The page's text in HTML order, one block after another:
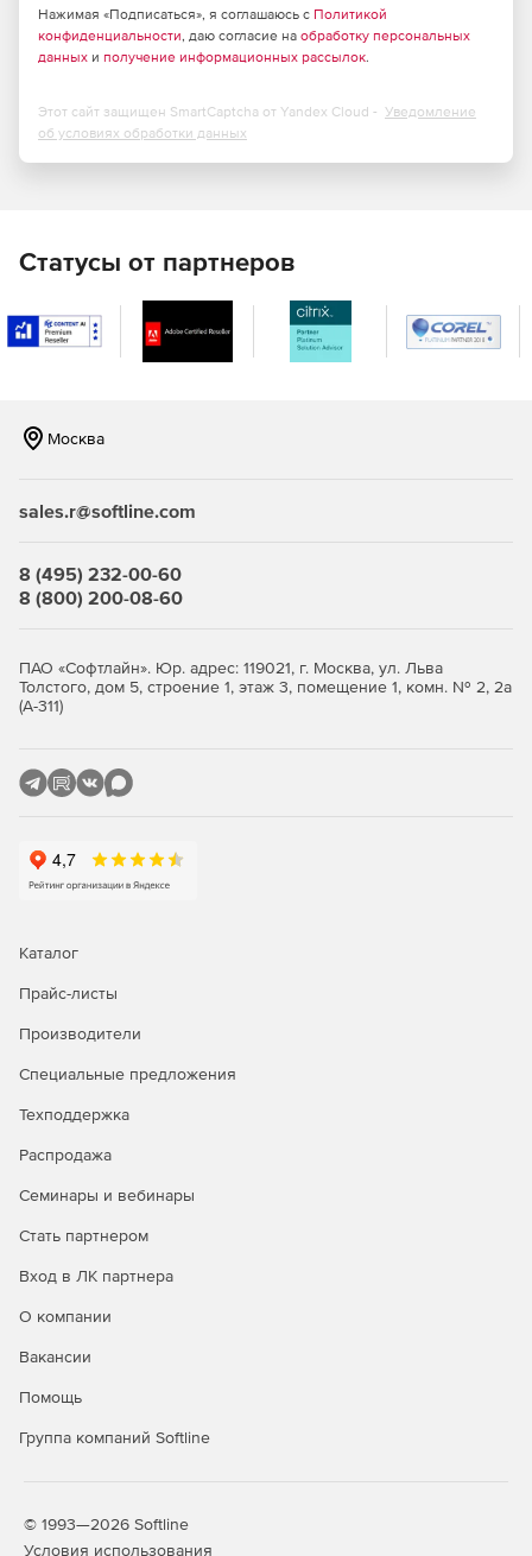
Если не хватит базовых функций, возможна разработка
учебного портала под потребности компании. Если
важно, чтобы система обучения находилась внутри
туда.
Нажимая «Подписаться», я соглашаюсь с Политикой
конфиденциальности, даю согласие на обработку персональных
данных и получение информационных рассылок.
Этот сайт защищен SmartCaptcha от Yandex Cloud - Уведомление
об условиях обработки данных
Статусы от партнеров
Москва
sales.r@softline.com
8 (495) 232-00-60
8 (800) 200-08-60
ПАО «Софтлайн». Юр. адрес: 119021, г. Москва, ул. Льва
Толстого, дом 5, строение 1, этаж 3, помещение 1, комн. № 2, 2а
(А-311)
Каталог
Прайс-листы
Производители
Специальные предложения
Техподдержка
Распродажа
Семинары и вебинары
Стать партнером
Вход в ЛК партнера
О компании
Вакансии
Помощь
Группа компаний Softline
© 1993—2026 Softline
Условия использования